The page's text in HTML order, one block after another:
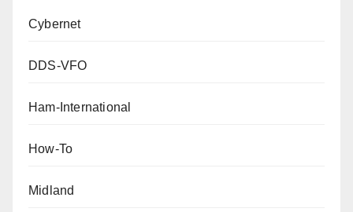
Cybernet
DDS-VFO
Ham-International
How-To
Midland